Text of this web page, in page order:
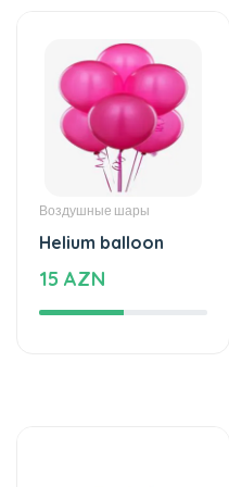
Воздушные шары
Helium balloon
15 AZN